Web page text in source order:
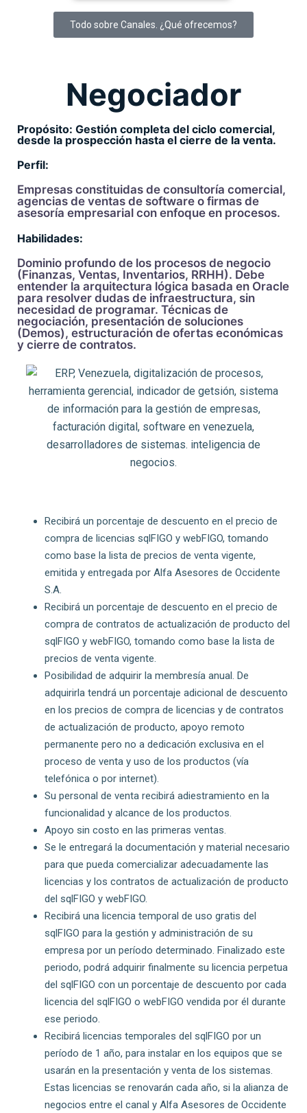
Todo sobre Canales. ¿Qué ofrecemos?
Negociador
Propósito: Gestión completa del ciclo comercial,
desde la prospección hasta el cierre de la venta.
Perfil:
Empresas constituidas de consultoría comercial,
agencias de ventas de software o firmas de
asesoría empresarial con enfoque en procesos.
Habilidades:
Dominio profundo de los procesos de negocio
(Finanzas, Ventas, Inventarios, RRHH). Debe
entender la arquitectura lógica basada en Oracle
para resolver dudas de infraestructura, sin
necesidad de programar. Técnicas de
negociación, presentación de soluciones
(Demos), estructuración de ofertas económicas
y cierre de contratos.
Recibirá un porcentaje de descuento en el precio de
compra de licencias sqlFIGO y webFIGO, tomando
como base la lista de precios de venta vigente,
emitida y entregada por Alfa Asesores de Occidente
S.A.
Recibirá un porcentaje de descuento en el precio de
compra de contratos de actualización de producto del
sqlFIGO y webFIGO, tomando como base la lista de
precios de venta vigente.
Posibilidad de adquirir la membresía anual. De
adquirirla tendrá un porcentaje adicional de descuento
en los precios de compra de licencias y de contratos
de actualización de producto, apoyo remoto
permanente pero no a dedicación exclusiva en el
proceso de venta y uso de los productos (vía
telefónica o por internet).
Su personal de venta recibirá adiestramiento en la
funcionalidad y alcance de los productos.
Apoyo sin costo en las primeras ventas.
Se le entregará la documentación y material necesario
para que pueda comercializar adecuadamente las
licencias y los contratos de actualización de producto
del sqlFIGO y webFIGO.
Recibirá una licencia temporal de uso gratis del
sqlFIGO para la gestión y administración de su
empresa por un período determinado. Finalizado este
periodo, podrá adquirir finalmente su licencia perpetua
del sqlFIGO con un porcentaje de descuento por cada
licencia del sqlFIGO o webFIGO vendida por él durante
ese periodo.
Recibirá licencias temporales del sqlFIGO por un
período de 1 año, para instalar en los equipos que se
usarán en la presentación y venta de los sistemas.
Estas licencias se renovarán cada año, si la alianza de
negocios entre el canal y Alfa Asesores de Occidente